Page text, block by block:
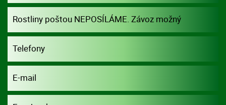
Rostliny poštou NEPOSÍLÁME. Závoz možný
dohodou.
Telefony
E-mail